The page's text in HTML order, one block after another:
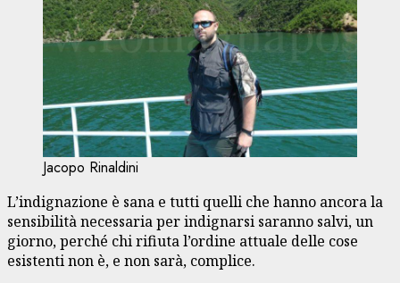
Jacopo Rinaldini
L’indignazione è sana e tutti quelli che hanno ancora la
sensibilità necessaria per indignarsi saranno salvi, un
giorno, perché chi rifiuta l’ordine attuale delle cose
esistenti non è, e non sarà, complice.